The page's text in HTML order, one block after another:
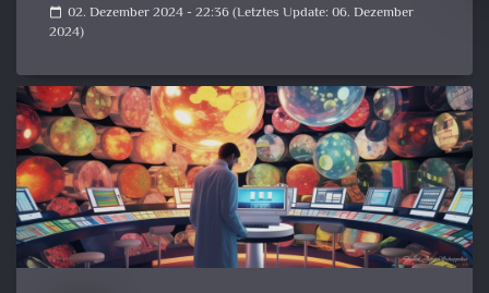
calendar_today 02. Dezember 2024 - 22:36 (Letztes Update: 06. Dezember
2024)